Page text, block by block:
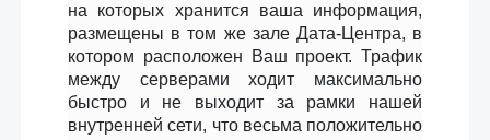
на которых хранится ваша информация,
размещены в том же зале Дата-Центра, в
котором расположен Ваш проект. Трафик
между серверами ходит максимально
быстро и не выходит за рамки нашей
внутренней сети, что весьма положительно